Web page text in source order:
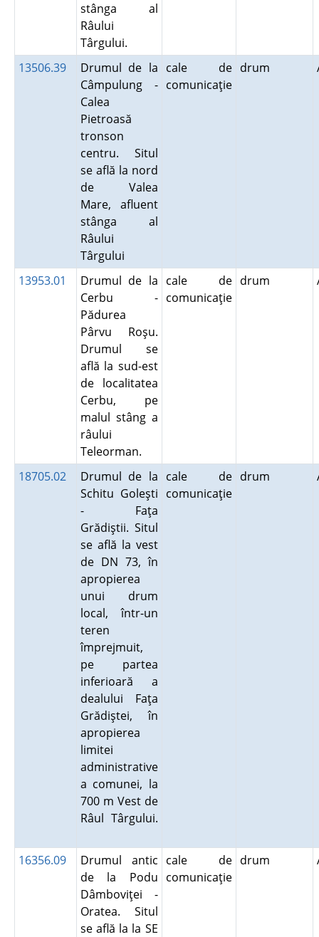
stânga al
Râului
Târgului.
13506.39
Drumul de la
Câmpulung -
Calea
Pietroasă
tronson
centru. Situl
se află la nord
de Valea
Mare, afluent
stânga al
Râului
Târgului
cale de
comunicaţie
drum
13953.01
Drumul de la
Cerbu -
Pădurea
Pârvu Roşu.
Drumul se
află la sud-est
de localitatea
Cerbu, pe
malul stâng a
râului
Teleorman.
cale de
comunicaţie
drum
18705.02
Drumul de la
Schitu Goleşti
- Faţa
Grădiştii. Situl
se află la vest
de DN 73, în
apropierea
unui drum
local, într-un
teren
împrejmuit,
pe partea
inferioară a
dealului Faţa
Grădiştei, în
apropierea
limitei
administrative
a comunei, la
700 m Vest de
Râul Târgului.
cale de
comunicaţie
drum
16356.09
Drumul antic
de la Podu
Dâmboviţei -
Oratea. Situl
se află la la SE
cale de
comunicaţie
drum